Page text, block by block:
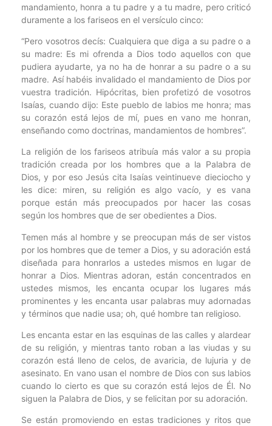
mandamiento, honra a tu padre y a tu madre, pero criticó
duramente a los fariseos en el versículo cinco:
“Pero vosotros decís: Cualquiera que diga a su padre o a
su madre: Es mi ofrenda a Dios todo aquellos con que
pudiera ayudarte, ya no ha de honrar a su padre o a su
madre. Así habéis invalidado el mandamiento de Dios por
vuestra tradición. Hipócritas, bien profetizó de vosotros
Isaías, cuando dijo: Este pueblo de labios me honra; mas
su corazón está lejos de mí, pues en vano me honran,
enseñando como doctrinas, mandamientos de hombres”.
La religión de los fariseos atribuía más valor a su propia
tradición creada por los hombres que a la Palabra de
Dios, y por eso Jesús cita Isaías veintinueve dieciocho y
les dice: miren, su religión es algo vacío, y es vana
porque están más preocupados por hacer las cosas
según los hombres que de ser obedientes a Dios.
Temen más al hombre y se preocupan más de ser vistos
por los hombres que de temer a Dios, y su adoración está
diseñada para honrarlos a ustedes mismos en lugar de
honrar a Dios. Mientras adoran, están concentrados en
ustedes mismos, les encanta ocupar los lugares más
prominentes y les encanta usar palabras muy adornadas
y términos que nadie usa; oh, qué hombre tan religioso.
Les encanta estar en las esquinas de las calles y alardear
de su religión, y mientras tanto roban a las viudas y su
corazón está lleno de celos, de avaricia, de lujuria y de
asesinato. En vano usan el nombre de Dios con sus labios
cuando lo cierto es que su corazón está lejos de Él. No
siguen la Palabra de Dios, y se felicitan por su adoración.
Se están promoviendo en estas tradiciones y ritos que